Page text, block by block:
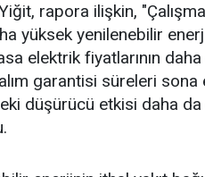
rapora ilişkin,
yüksek yenilenebilir
elektrik fiyatlarının
garantisi süreleri
düşürücü etkisi daha da